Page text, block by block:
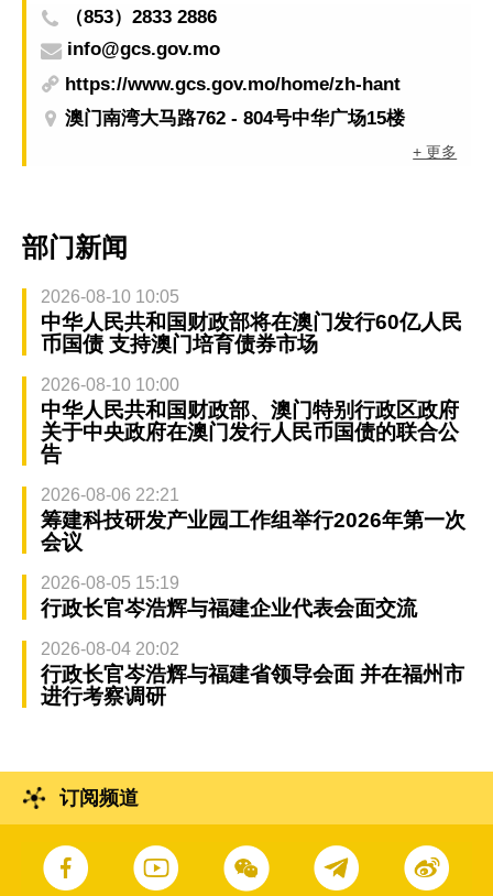
（853）2833 2886
info@gcs.gov.mo
https://www.gcs.gov.mo/home/zh-hant
澳门南湾大马路762 - 804号中华广场15楼
+ 更多
部门新闻
2026-08-10 10:05
中华人民共和国财政部将在澳门发行60亿人民
币国债 支持澳门培育债券市场
2026-08-10 10:00
中华人民共和国财政部、澳门特别行政区政府
关于中央政府在澳门发行人民币国债的联合公
告
2026-08-06 22:21
筹建科技研发产业园工作组举行2026年第一次
会议
2026-08-05 15:19
行政长官岑浩辉与福建企业代表会面交流
2026-08-04 20:02
行政长官岑浩辉与福建省领导会面 并在福州市
进行考察调研
订阅频道